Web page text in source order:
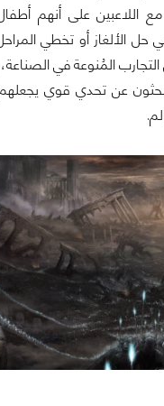
اللاعبين على أنهم
حل الألغاز أو تخطي
المُنوعة في
يبحثون عن تحدي قوي